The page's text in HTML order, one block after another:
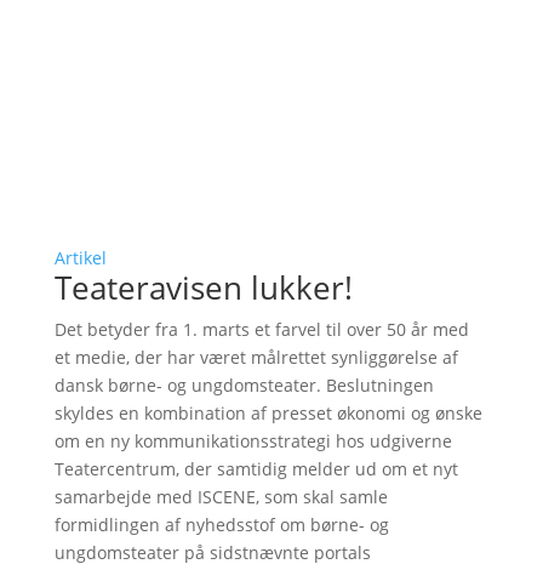
Artikel
Teateravisen lukker!
Det betyder fra 1. marts et farvel til over 50 år med
et medie, der har været målrettet synliggørelse af
dansk børne- og ungdomsteater. Beslutningen
skyldes en kombination af presset økonomi og ønske
om en ny kommunikationsstrategi hos udgiverne
Teatercentrum, der samtidig melder ud om et nyt
samarbejde med ISCENE, som skal samle
formidlingen af nyhedsstof om børne- og
ungdomsteater på sidstnævnte portals